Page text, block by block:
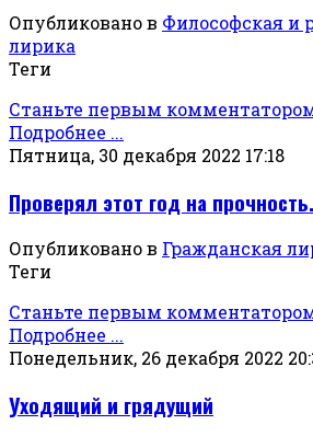
Опубликовано в Философская и
лирика
Теги
Станьте первым
Подробнее ...
Пятница, 30 декабря 2022 17:18
Проверял этот год на
Опубликовано в Гражданская
Теги
Станьте первым
Подробнее ...
Понедельник, 26 декабря 2022
Уходящий и грядущий